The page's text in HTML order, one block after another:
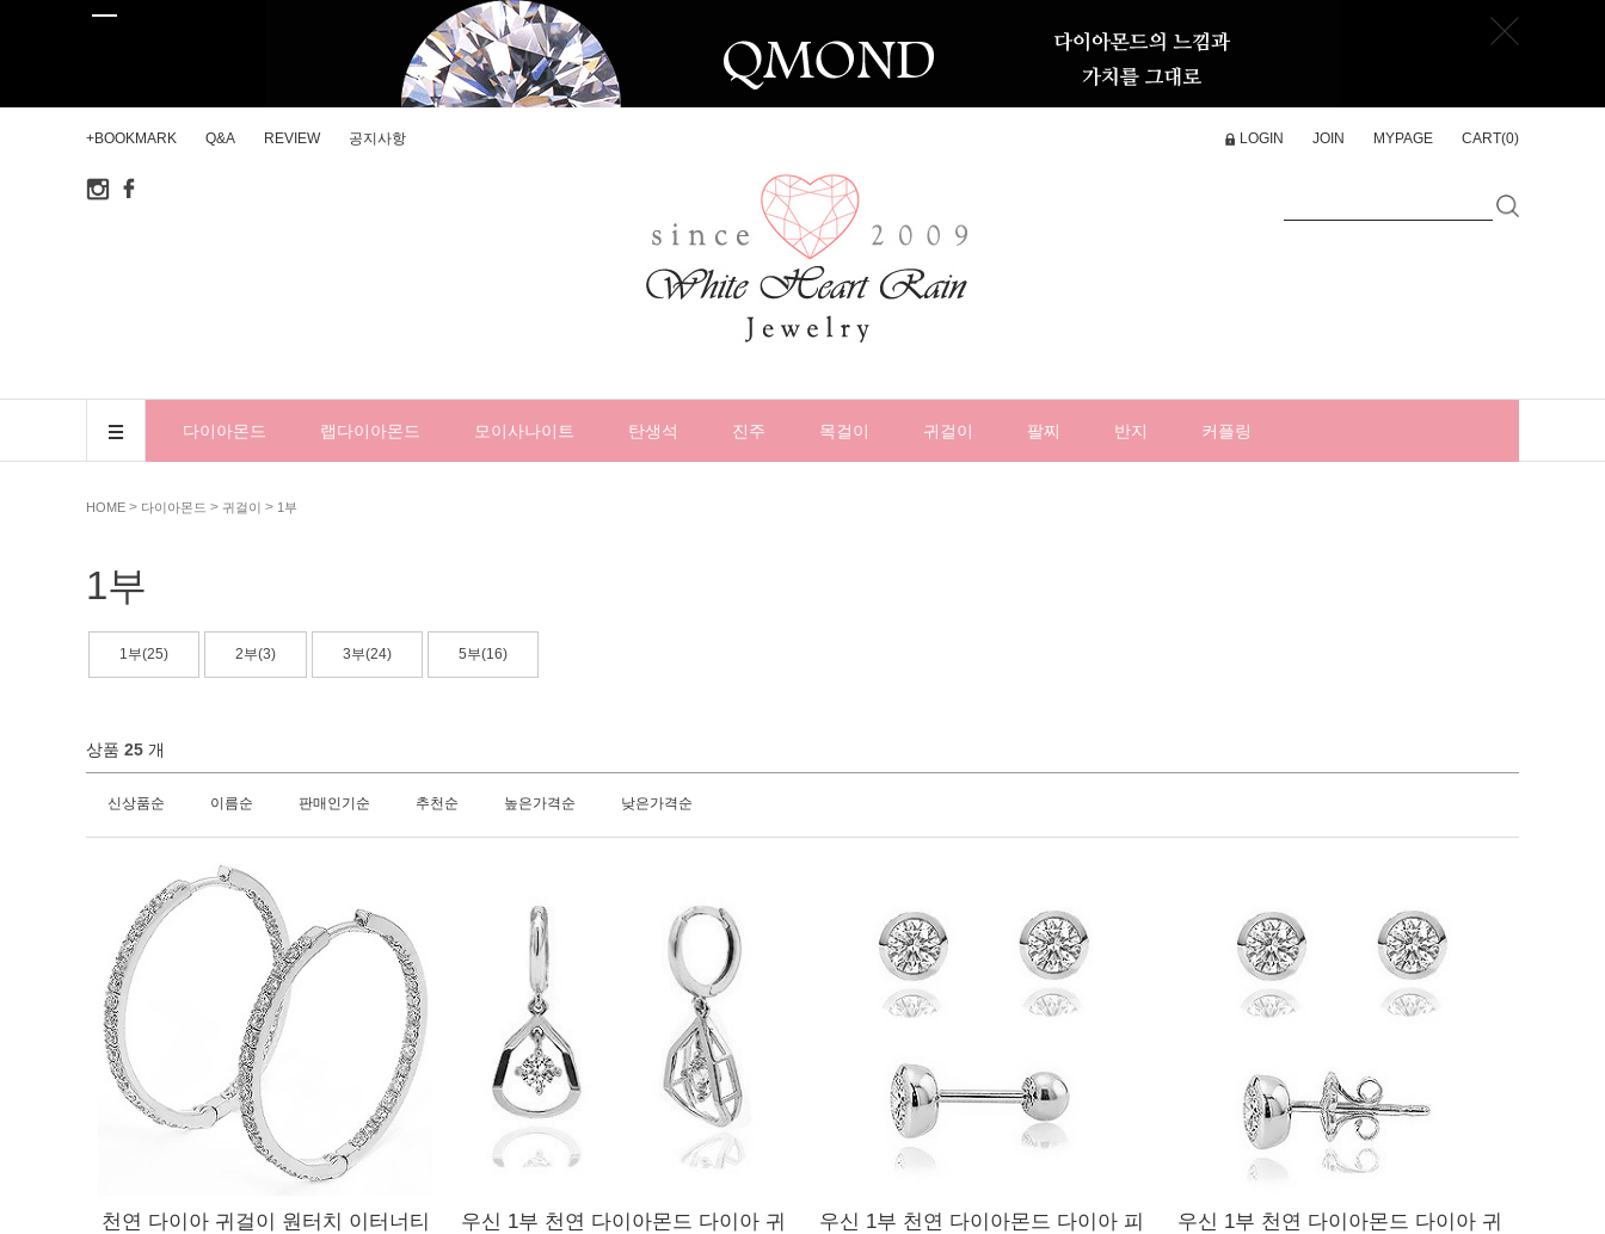
+BOOKMARK Q&A REVIEW 공지사항 LOGIN JOIN MYPAGE CART(0)
다이아몬드 랩다이아몬드 모이사나이트 탄생석 진주 목걸이 귀걸이 팔찌 반지 커플링
HOME > 다이아몬드 > 귀걸이 > 1부
1부
1부(25) 2부(3) 3부(24) 5부(16)
상품 25 개
신상품순 이름순 판매인기순 추천순 높은가격순 낮은가격순
천연 다이아 귀걸이 원터치 이터너티
우신 1부 천연 다이아몬드 다이아 귀
우신 1부 천연 다이아몬드 다이아 피
우신 1부 천연 다이아몬드 다이아 귀